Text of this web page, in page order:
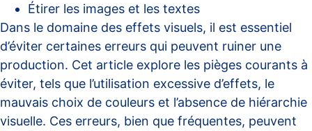
Étirer les images et les textes
Dans le domaine des effets visuels, il est essentiel
d’éviter certaines erreurs qui peuvent ruiner une
production. Cet article explore les pièges courants à
éviter, tels que l’utilisation excessive d’effets, le
mauvais choix de couleurs et l’absence de hiérarchie
visuelle. Ces erreurs, bien que fréquentes, peuvent